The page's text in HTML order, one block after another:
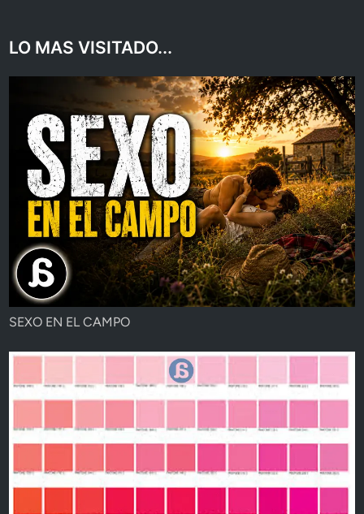
LO MAS VISITADO...
SEXO EN EL CAMPO